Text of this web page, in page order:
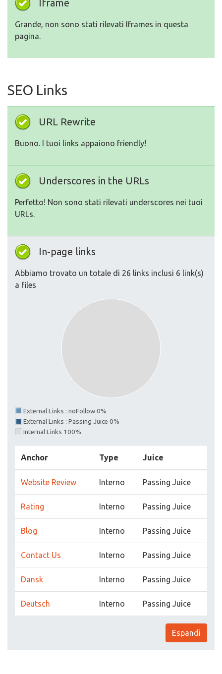
Iframe
Grande, non sono stati rilevati Iframes in questa
pagina.
SEO Links
URL Rewrite
Buono. I tuoi links appaiono friendly!
Underscores in the URLs
Perfetto! Non sono stati rilevati underscores nei tuoi
URLs.
In-page links
Abbiamo trovato un totale di 26 links inclusi 6 link(s)
a files
External Links : noFollow 0%
External Links : Passing Juice 0%
Internal Links 100%
Anchor Type Juice
Website Review Interno Passing Juice
Rating Interno Passing Juice
Blog Interno Passing Juice
Contact Us Interno Passing Juice
Dansk Interno Passing Juice
Deutsch Interno Passing Juice
Espandi